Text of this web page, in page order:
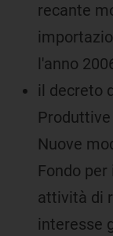
recante
l'anno
il decreto
Nuove
Fondo
attività di
interesse